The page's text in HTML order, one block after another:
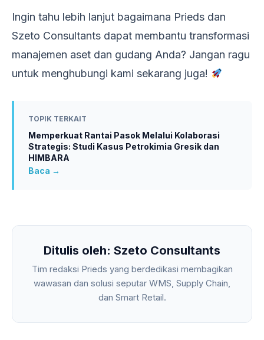
Ingin tahu lebih lanjut bagaimana Prieds dan
Szeto Consultants dapat membantu transformasi
manajemen aset dan gudang Anda? Jangan ragu
untuk menghubungi kami sekarang juga!
TOPIK TERKAIT
Memperkuat Rantai Pasok Melalui Kolaborasi
Strategis: Studi Kasus Petrokimia Gresik dan
HIMBARA
Baca →
Ditulis oleh: Szeto Consultants
Tim redaksi Prieds yang berdedikasi membagikan
wawasan dan solusi seputar WMS, Supply Chain,
dan Smart Retail.